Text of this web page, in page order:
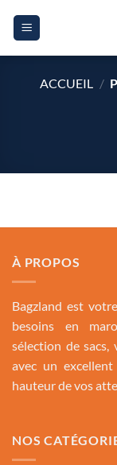
ACCUEIL /
À PROPOS
Bagzland est
besoins en
sélection de sacs,
avec un
hauteur de vos
NOS